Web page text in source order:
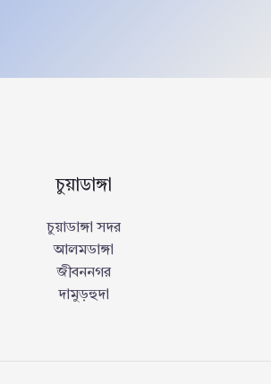
চুয়াডাঙ্গা
চুয়াডাঙ্গা সদর
আলমডাঙ্গা
জীবননগর
দামুড়হুদা